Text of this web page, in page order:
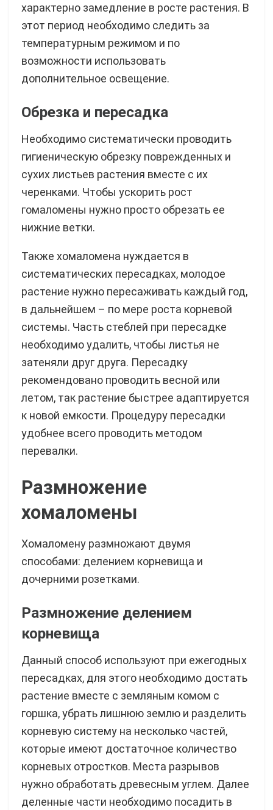
характерно замедление в росте растения. В
этот период необходимо следить за
температурным режимом и по
возможности использовать
дополнительное освещение.
Обрезка и пересадка
Необходимо систематически проводить
гигиеническую обрезку поврежденных и
сухих листьев растения вместе с их
черенками. Чтобы ускорить рост
гомаломены нужно просто обрезать ее
нижние ветки.
Также хомаломена нуждается в
систематических пересадках, молодое
растение нужно пересаживать каждый год,
в дальнейшем – по мере роста корневой
системы. Часть стеблей при пересадке
необходимо удалить, чтобы листья не
затеняли друг друга. Пересадку
рекомендовано проводить весной или
летом, так растение быстрее адаптируется
к новой емкости. Процедуру пересадки
удобнее всего проводить методом
перевалки.
Размножение
хомаломены
Хомаломену размножают двумя
способами: делением корневища и
дочерними розетками.
Размножение делением
корневища
Данный способ используют при ежегодных
пересадках, для этого необходимо достать
растение вместе с земляным комом с
горшка, убрать лишнюю землю и разделить
корневую систему на несколько частей,
которые имеют достаточное количество
корневых отростков. Места разрывов
нужно обработать древесным углем. Далее
деленные части необходимо посадить в